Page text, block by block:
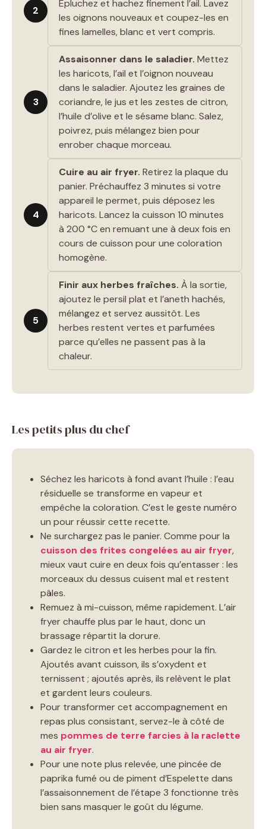
2
Épluchez et hachez finement l’ail. Lavez
les oignons nouveaux et coupez-les en
fines lamelles, blanc et vert compris.
3
Assaisonner dans le saladier. Mettez
les haricots, l’ail et l’oignon nouveau
dans le saladier. Ajoutez les graines de
coriandre, le jus et les zestes de citron,
l’huile d’olive et le sésame blanc. Salez,
poivrez, puis mélangez bien pour
enrober chaque morceau.
4
Cuire au air fryer. Retirez la plaque du
panier. Préchauffez 3 minutes si votre
appareil le permet, puis déposez les
haricots. Lancez la cuisson 10 minutes
à 200 °C en remuant une à deux fois en
cours de cuisson pour une coloration
homogène.
5
Finir aux herbes fraîches. À la sortie,
ajoutez le persil plat et l’aneth hachés,
mélangez et servez aussitôt. Les
herbes restent vertes et parfumées
parce qu’elles ne passent pas à la
chaleur.
Les petits plus du chef
Séchez les haricots à fond avant l’huile : l’eau
résiduelle se transforme en vapeur et
empêche la coloration. C’est le geste numéro
un pour réussir cette recette.
Ne surchargez pas le panier. Comme pour la
cuisson des frites congelées au air fryer,
mieux vaut cuire en deux fois qu’entasser : les
morceaux du dessus cuisent mal et restent
pâles.
Remuez à mi-cuisson, même rapidement. L’air
fryer chauffe plus par le haut, donc un
brassage répartit la dorure.
Gardez le citron et les herbes pour la fin.
Ajoutés avant cuisson, ils s’oxydent et
ternissent ; ajoutés après, ils relèvent le plat
et gardent leurs couleurs.
Pour transformer cet accompagnement en
repas plus consistant, servez-le à côté de
mes pommes de terre farcies à la raclette
au air fryer.
Pour une note plus relevée, une pincée de
paprika fumé ou de piment d’Espelette dans
l’assaisonnement de l’étape 3 fonctionne très
bien sans masquer le goût du légume.